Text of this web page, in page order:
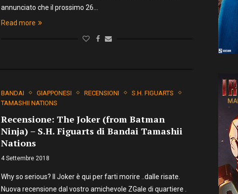
annunciato che il prossimo 26…
Read more
BANDAI GIAPPONESI RECENSIONI
S.H. FIGUARTS
TAMASHII NATIONS
Recensione: The Joker (from Batman
Ninja) – S.H. Figuarts di Bandai Tamashii
Nations
4 Settembre 2018
Why so serious? Il Joker è qui per farti morire ..dalle risate.
Nuova recensione dal vostro amichevole ZGale di quartiere .